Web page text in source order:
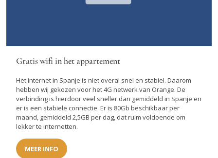
Gratis wifi in het appartement
Het internet in Spanje is niet overal snel en stabiel. Daarom
hebben wij gekozen voor het 4G netwerk van Orange. De
verbinding is hierdoor veel sneller dan gemiddeld in Spanje en
er is een stabiele connectie. Er is 80Gb beschikbaar per
maand, gemiddeld 2,5GB per dag, dat ruim voldoende om
lekker te internetten.
MEER INFO